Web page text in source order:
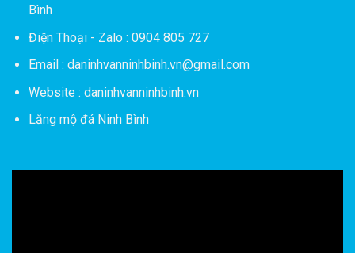
Bình
Điện Thoại - Zalo : 0904 805 727
Email : daninhvanninhbinh.vn@gmail.com
Website : daninhvanninhbinh.vn
Lăng mộ đá Ninh Bình